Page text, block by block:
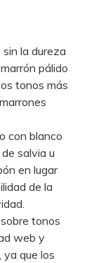
la dureza
pálido
tonos más
con blanco
salvia u
en lugar
de la
tonos
web y
ya que los